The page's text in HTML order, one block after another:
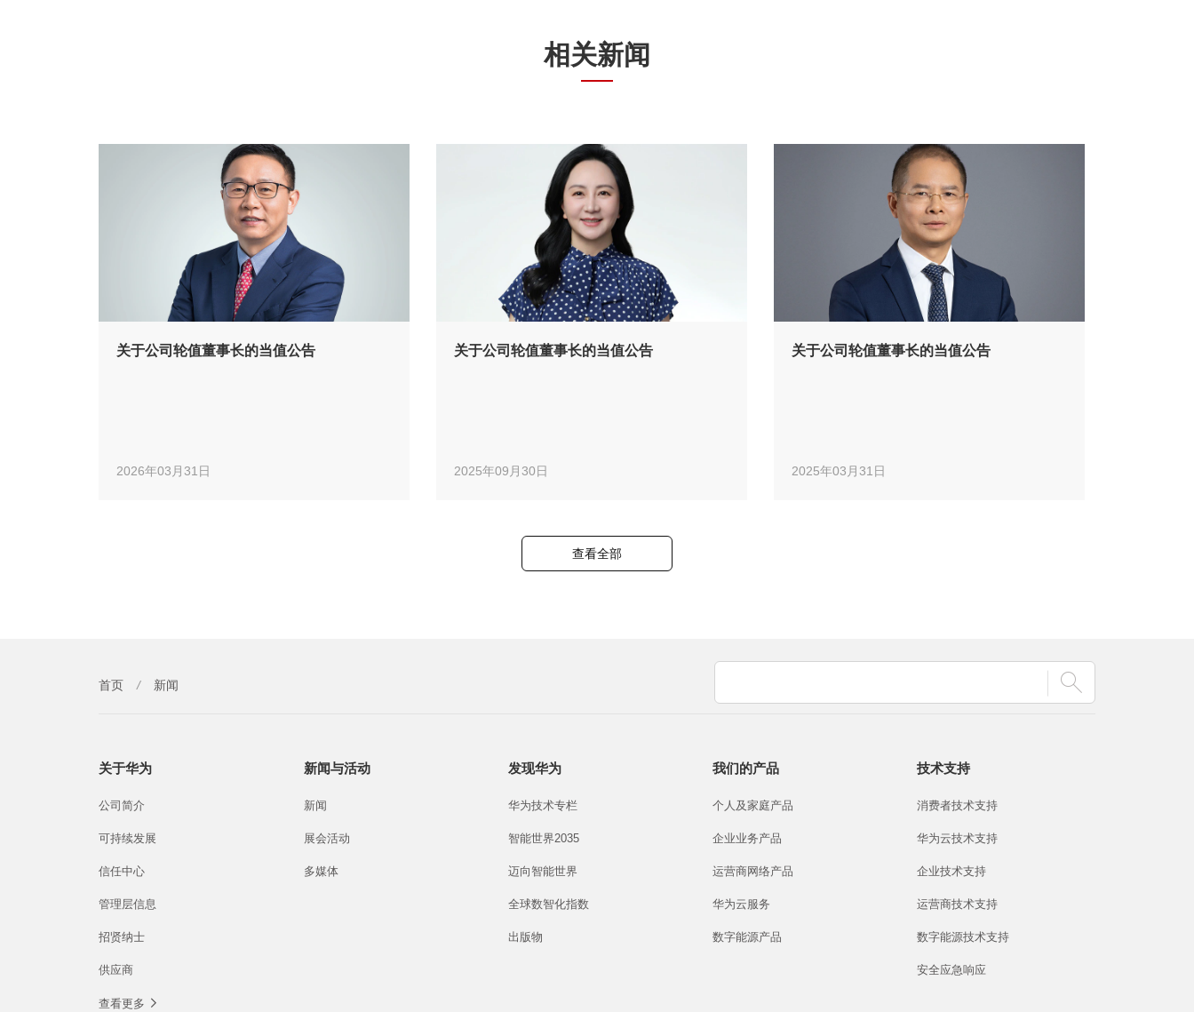
相关新闻
关于公司轮值董事长的当值公告
2026年03月31日
关于公司轮值董事长的当值公告
2025年09月30日
关于公司轮值董事长的当值公告
2025年03月31日
查看全部
首页 / 新闻
关于华为
公司简介
可持续发展
信任中心
管理层信息
招贤纳士
供应商
查看更多
新闻与活动
新闻
展会活动
多媒体
发现华为
华为技术专栏
智能世界2035
迈向智能世界
全球数智化指数
出版物
我们的产品
个人及家庭产品
企业业务产品
运营商网络产品
华为云服务
数字能源产品
技术支持
消费者技术支持
华为云技术支持
企业技术支持
运营商技术支持
数字能源技术支持
安全应急响应